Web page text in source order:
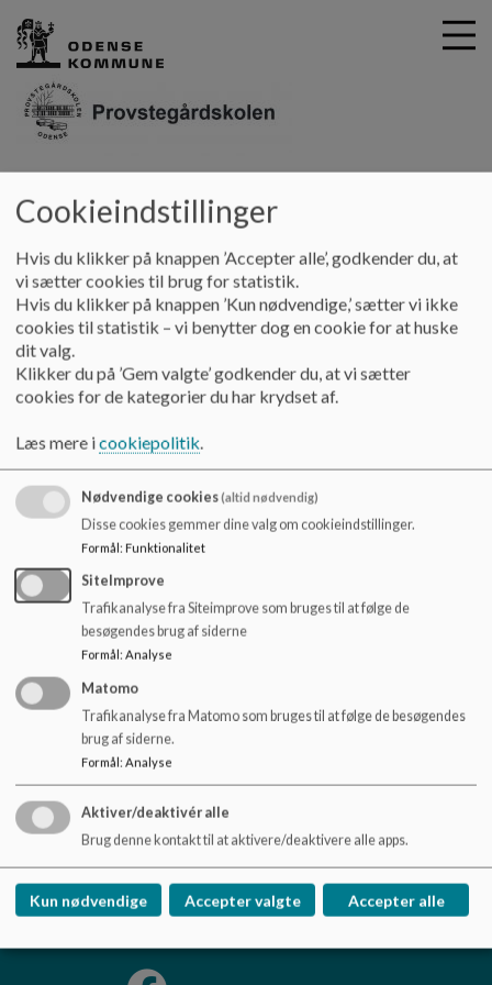
G
h
Kontakt Sundhedsplejersker
Sundhedsplejersker -
Familierådgivning
Sundhedsplejersker
Mobil: 20 19 56 59
Anja Sund Pedersen
Mobil: 51 15 77 56
Familie behandler
Paquita Siles Lopez
Mobil: 21 35 69 54
Provstegårdskolen
Middelfartvej 180, 5200 Odense V
provstegaardskolen.buf@odense.dk
Tlf. 63751900
EAN NR. 5798006606740
Sitemap
Cookieindstillinger
Hvis du klikker på knappen ’Accepter alle’, godkender du, at
vi sætter cookies til brug for statistik.
Hvis du klikker på knappen ’Kun nødvendige,’ sætter vi ikke
cookies til statistik – vi benytter dog en cookie for at huske
dit valg.
Klikker du på ’Gem valgte’ godkender du, at vi sætter
cookies for de kategorier du har krydset af.
Læs mere icookiepolitik.
Nødvendige cookies(altid nødvendig)
Disse cookies gemmer dine valg om cookieindstillinger.
Formål: Funktionalitet
SiteImprove
Trafikanalyse fra Siteimprove som bruges til at følge de
besøgendes brug af siderne
Formål : Analyse
Matomo
Trafikanalyse fra Matomo som bruges til at følge de besøgendes
brug af siderne.
Formål: Analyse
Aktiver/deaktivér alle
Brug denne kontakt til at aktivere/deaktivere alle apps.
Kun nødvendige Accepter valgte Accepter alle